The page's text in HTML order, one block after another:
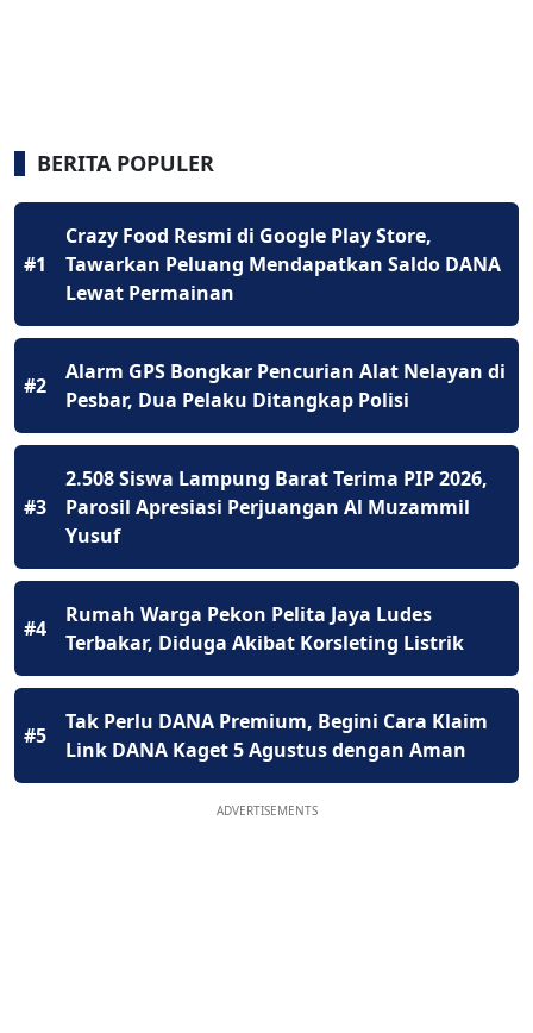
BERITA POPULER
#1
Crazy Food Resmi di Google Play Store,
Tawarkan Peluang Mendapatkan Saldo DANA
Lewat Permainan
#2
Alarm GPS Bongkar Pencurian Alat Nelayan di
Pesbar, Dua Pelaku Ditangkap Polisi
#3
2.508 Siswa Lampung Barat Terima PIP 2026,
Parosil Apresiasi Perjuangan Al Muzammil
Yusuf
#4
Rumah Warga Pekon Pelita Jaya Ludes
Terbakar, Diduga Akibat Korsleting Listrik
#5
Tak Perlu DANA Premium, Begini Cara Klaim
Link DANA Kaget 5 Agustus dengan Aman
ADVERTISEMENTS